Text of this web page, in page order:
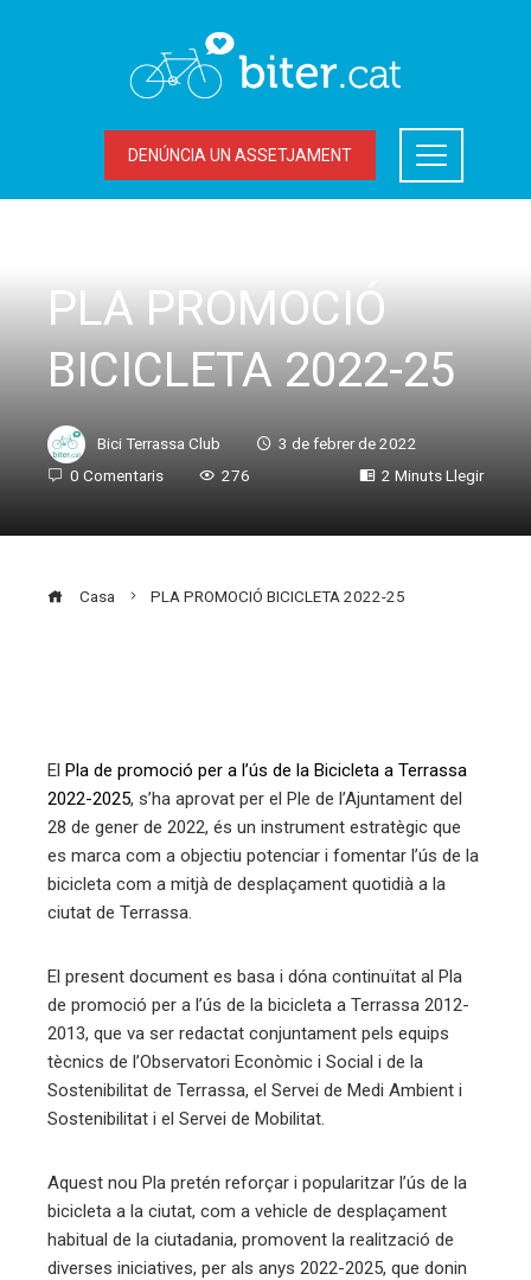
DENÚNCIA UN ASSETJAMENT
PLA PROMOCIÓ
BICICLETA 2022-25
Bici Terrassa Club
3 de febrer de 2022
0 Comentaris
276 2 Minuts Llegir
Casa PLA PROMOCIÓ BICICLETA 2022-25
El Pla de promoció per a l’ús de la Bicicleta a Terrassa
2022-2025, s’ha aprovat per el Ple de l’Ajuntament del
28 de gener de 2022, és un instrument estratègic que
es marca com a objectiu potenciar i fomentar l’ús de la
bicicleta com a mitjà de desplaçament quotidià a la
ciutat de Terrassa.
El present document es basa i dóna continuïtat al Pla
de promoció per a l’ús de la bicicleta a Terrassa 2012-
2013, que va ser redactat conjuntament pels equips
tècnics de l’Observatori Econòmic i Social i de la
Sostenibilitat de Terrassa, el Servei de Medi Ambient i
Sostenibilitat i el Servei de Mobilitat.
Aquest nou Pla pretén reforçar i popularitzar l’ús de la
bicicleta a la ciutat, com a vehicle de desplaçament
habitual de la ciutadania, promovent la realització de
diverses iniciatives, per als anys 2022-2025, que donin